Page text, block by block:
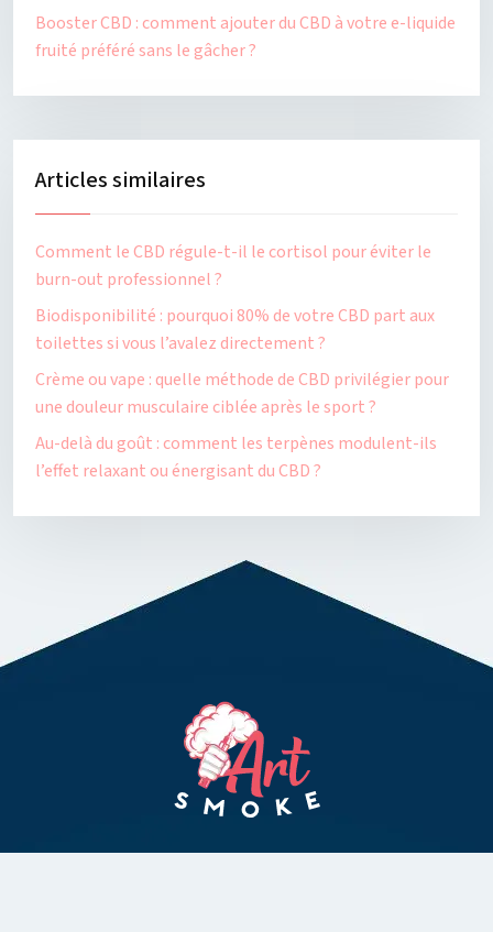
Booster CBD : comment ajouter du CBD à votre e-liquide
fruité préféré sans le gâcher ?
Articles similaires
Comment le CBD régule-t-il le cortisol pour éviter le
burn-out professionnel ?
Biodisponibilité : pourquoi 80% de votre CBD part aux
toilettes si vous l’avalez directement ?
Crème ou vape : quelle méthode de CBD privilégier pour
une douleur musculaire ciblée après le sport ?
Au-delà du goût : comment les terpènes modulent-ils
l’effet relaxant ou énergisant du CBD ?